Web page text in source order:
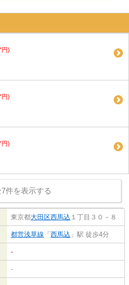
円)
円)
円)
件を表示する
東京都大田区西馬込 １丁目３０－８
都営浅草線 「 西馬込 」駅 徒歩4分
-
-